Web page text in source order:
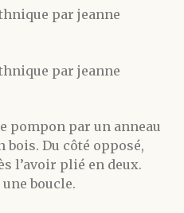
pompon par un anneau
bois. Du côté opposé,
l’avoir plié en deux.
boucle.